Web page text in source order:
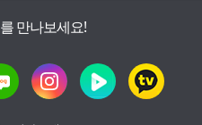
만나보세요!